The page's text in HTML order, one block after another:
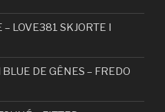
LOVE381 SKJORTE I
BLUE DE GÊNES – FREDO